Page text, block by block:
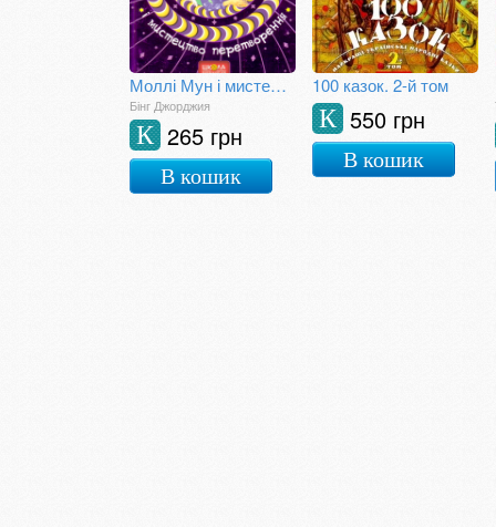
Моллі Мун і мистецтво перетворення
Бінг Джорджия
265 грн
К
В кошик
100 казок. 2-й том
550 грн
К
В кошик